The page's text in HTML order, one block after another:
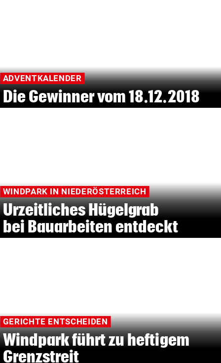
ADVENTKALENDER
Die Gewinner vom 18.12.2018
WINDPARK IN NIEDERÖSTERREICH
Urzeitliches Hügelgrab
bei Bauarbeiten entdeckt
GERICHTE ENTSCHEIDEN
Windpark führt zu heftigem
Grenzstreit